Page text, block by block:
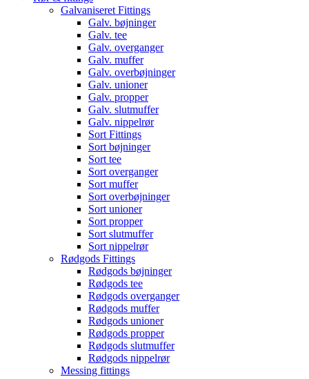
Galvaniseret Fittings
Galv. bøjninger
Galv. tee
Galv. overganger
Galv. muffer
Galv. overbøjninger
Galv. unioner
Galv. propper
Galv. slutmuffer
Galv. nippelrør
Sort Fittings
Sort bøjninger
Sort tee
Sort overganger
Sort muffer
Sort overbøjninger
Sort unioner
Sort propper
Sort slutmuffer
Sort nippelrør
Rødgods Fittings
Rødgods bøjninger
Rødgods tee
Rødgods overganger
Rødgods muffer
Rødgods unioner
Rødgods propper
Rødgods slutmuffer
Rødgods nippelrør
Messing fittings